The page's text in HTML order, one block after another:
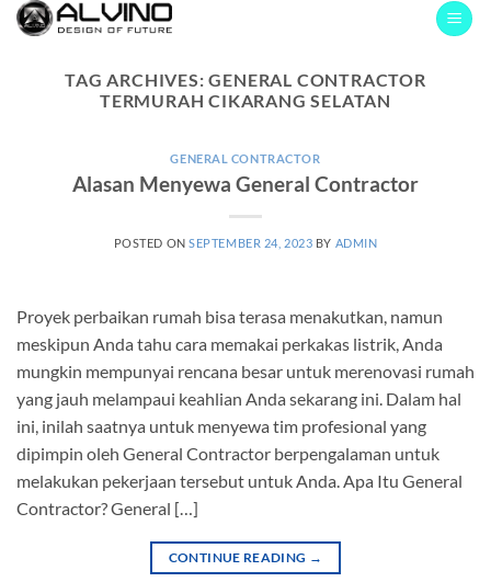
Skip
TAG ARCHIVES:GENERAL CONTRACTOR
TERMURAH CIKARANG SELATAN
GENERAL CONTRACTOR
Alasan Menyewa General Contractor
POSTED ONSEPTEMBER 24, 2023 BY ADMIN
Proyek perbaikan rumah bisa terasa menakutkan, namun
meskipun Anda tahu cara memakai perkakas listrik, Anda
mungkin mempunyai rencana besar untuk merenovasi rumah
yang jauh melampaui keahlian Anda sekarang ini. Dalam hal
ini, inilah saatnya untuk menyewa tim profesional yang
dipimpin oleh General Contractor berpengalaman untuk
melakukan pekerjaan tersebut untuk Anda. Apa Itu General
Contractor? General […]
CONTINUE READING →